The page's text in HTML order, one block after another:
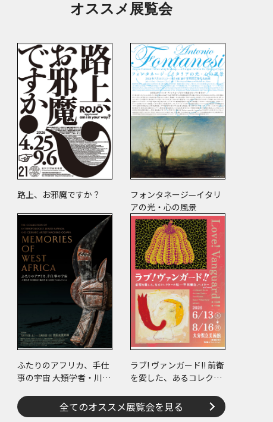
オススメ展覧会
路上、お邪魔ですか？
フォンタネージ—イタリ
アの光・心の風景
ふたりのアフリカ、手仕
事の宇宙 ――人類学者・川田
子のコレクション
ラブ! ヴァンガード!! 前衛
を愛した、あるコレクタ
ター and more
全てのオススメ展覧会を見る